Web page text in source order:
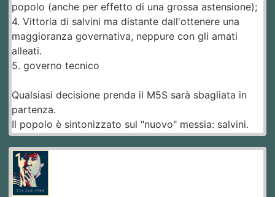
popolo (anche per effetto di una grossa astensione);
4. Vittoria di salvini ma distante dall'ottenere una
maggioranza governativa, neppure con gli amati
alleati.
5. governo tecnico
Qualsiasi decisione prenda il M5S sarà sbagliata in
partenza.
Il popolo è sintonizzato sul "nuovo" messia: salvini.